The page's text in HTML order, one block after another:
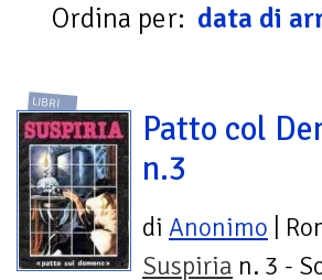
Ordina per: data di
LIBRI
Patto col
n.3
di Anonimo |
Suspiria n. 3 -